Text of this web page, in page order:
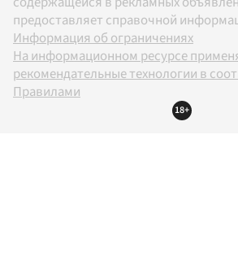
предоставляет справочной
Информация об ограничениях
На информационном ресурсе
рекомендательные технологии в
Правилами
18+